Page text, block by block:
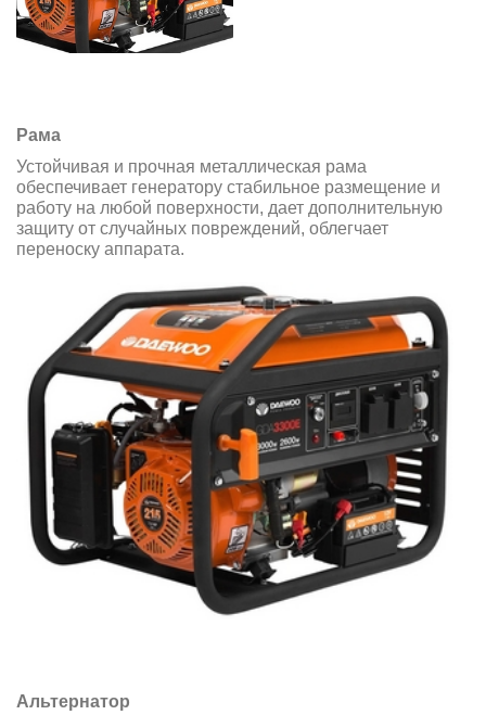
Рама
Устойчивая и прочная металлическая рама
обеспечивает генератору стабильное размещение и
работу на любой поверхности, дает дополнительную
защиту от случайных повреждений, облегчает
переноску аппарата.
Альтернатор